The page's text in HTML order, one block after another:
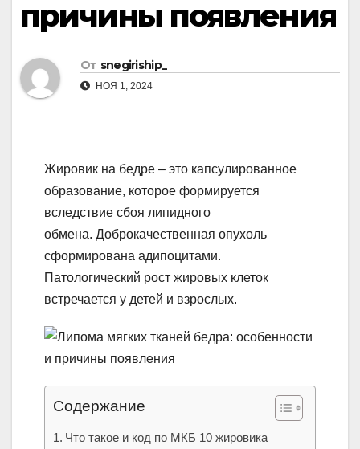
причины появления
От snegiriship_
НОЯ 1, 2024
Жировик на бедре – это капсулированное
образование, которое формируется
вследствие сбоя липидного
обмена. Доброкачественная опухоль
сформирована адипоцитами.
Патологический рост жировых клеток
встречается у детей и взрослых.
Содержание
Что такое и код по МКБ 10 жировика